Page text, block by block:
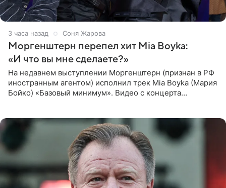
3 часа назад Соня Жарова
Моргенштерн перепел хит Mia Boyka:
«И что вы мне сделаете?»
На недавнем выступлении Моргенштерн (признан в РФ
иностранным агентом) исполнил трек Mia Boyka (Мария
Бойко) «Базовый минимум». Видео с концерта